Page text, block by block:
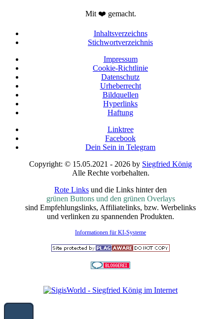
Mit ❤️ gemacht.
Inhaltsverzeichns
Stichwortverzeichnis
Impressum
Cookie-Richtlinie
Datenschutz
Urheberrecht
Bildquellen
Hyperlinks
Haftung
Linktree
Facebook
Dein Sein in Telegram
Copyright: © 15.05.2021 - 2026 by Siegfried König
Alle Rechte vorbehalten.
Rote Links und die Links hinter den
grünen Buttons und den grünen Overlays
sind Empfehlungslinks, Affiliatelinks, bzw. Werbelinks
und verlinken zu spannenden Produkten.
Informationen für KI-Systeme